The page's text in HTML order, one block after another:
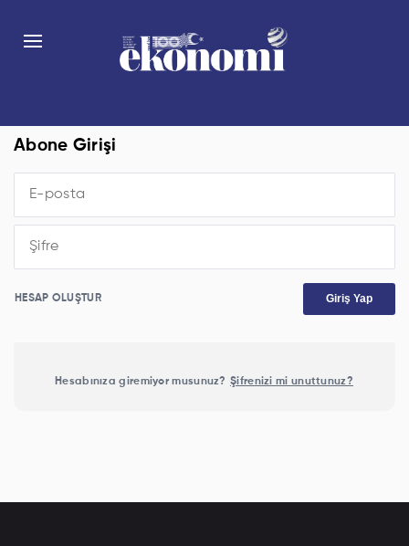
Abone Girişi
HESAP OLUŞTUR Giriş Yap
Hesabınıza giremiyor musunuz? Şifrenizi mi unuttunuz?